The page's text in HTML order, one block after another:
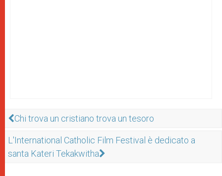
Chi trova un cristiano trova un tesoro
L'International Catholic Film Festival è dedicato a
santa Kateri Tekakwitha